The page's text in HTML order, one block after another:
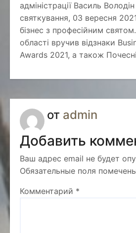
адміністрації Василь
святкування, 03 вересня
бізнес з професійним
області вручив відзнаки
Awards 2021, а також
от admin
Добавить
Ваш адрес email не будет
Обязательные поля
Комментарий *